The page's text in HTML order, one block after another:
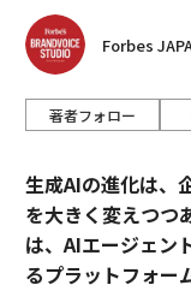
Forbes
著者フォロー
生成AIの進化は、
を大きく変えつ
は、AIエージェン
るプラットフォー